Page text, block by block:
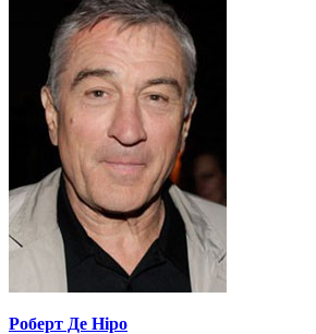
Роберт Де Ніро